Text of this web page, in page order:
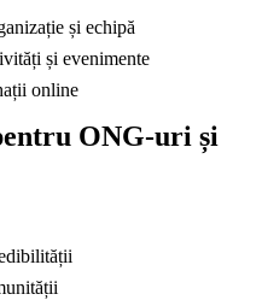
și echipă
și evenimente
online
ONG-uri și